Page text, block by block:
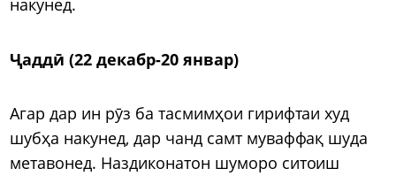
накунед.
Ҷаддӣ (22 декабр-20 январ)
Агар дар ин рӯз ба тасмимҳои гирифтаи худ
шубҳа накунед, дар чанд самт муваффақ шуда
метавонед. Наздиконатон шуморо ситоиш